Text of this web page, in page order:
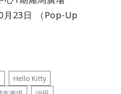
月23日 （Pop-Up
Hello Kitty